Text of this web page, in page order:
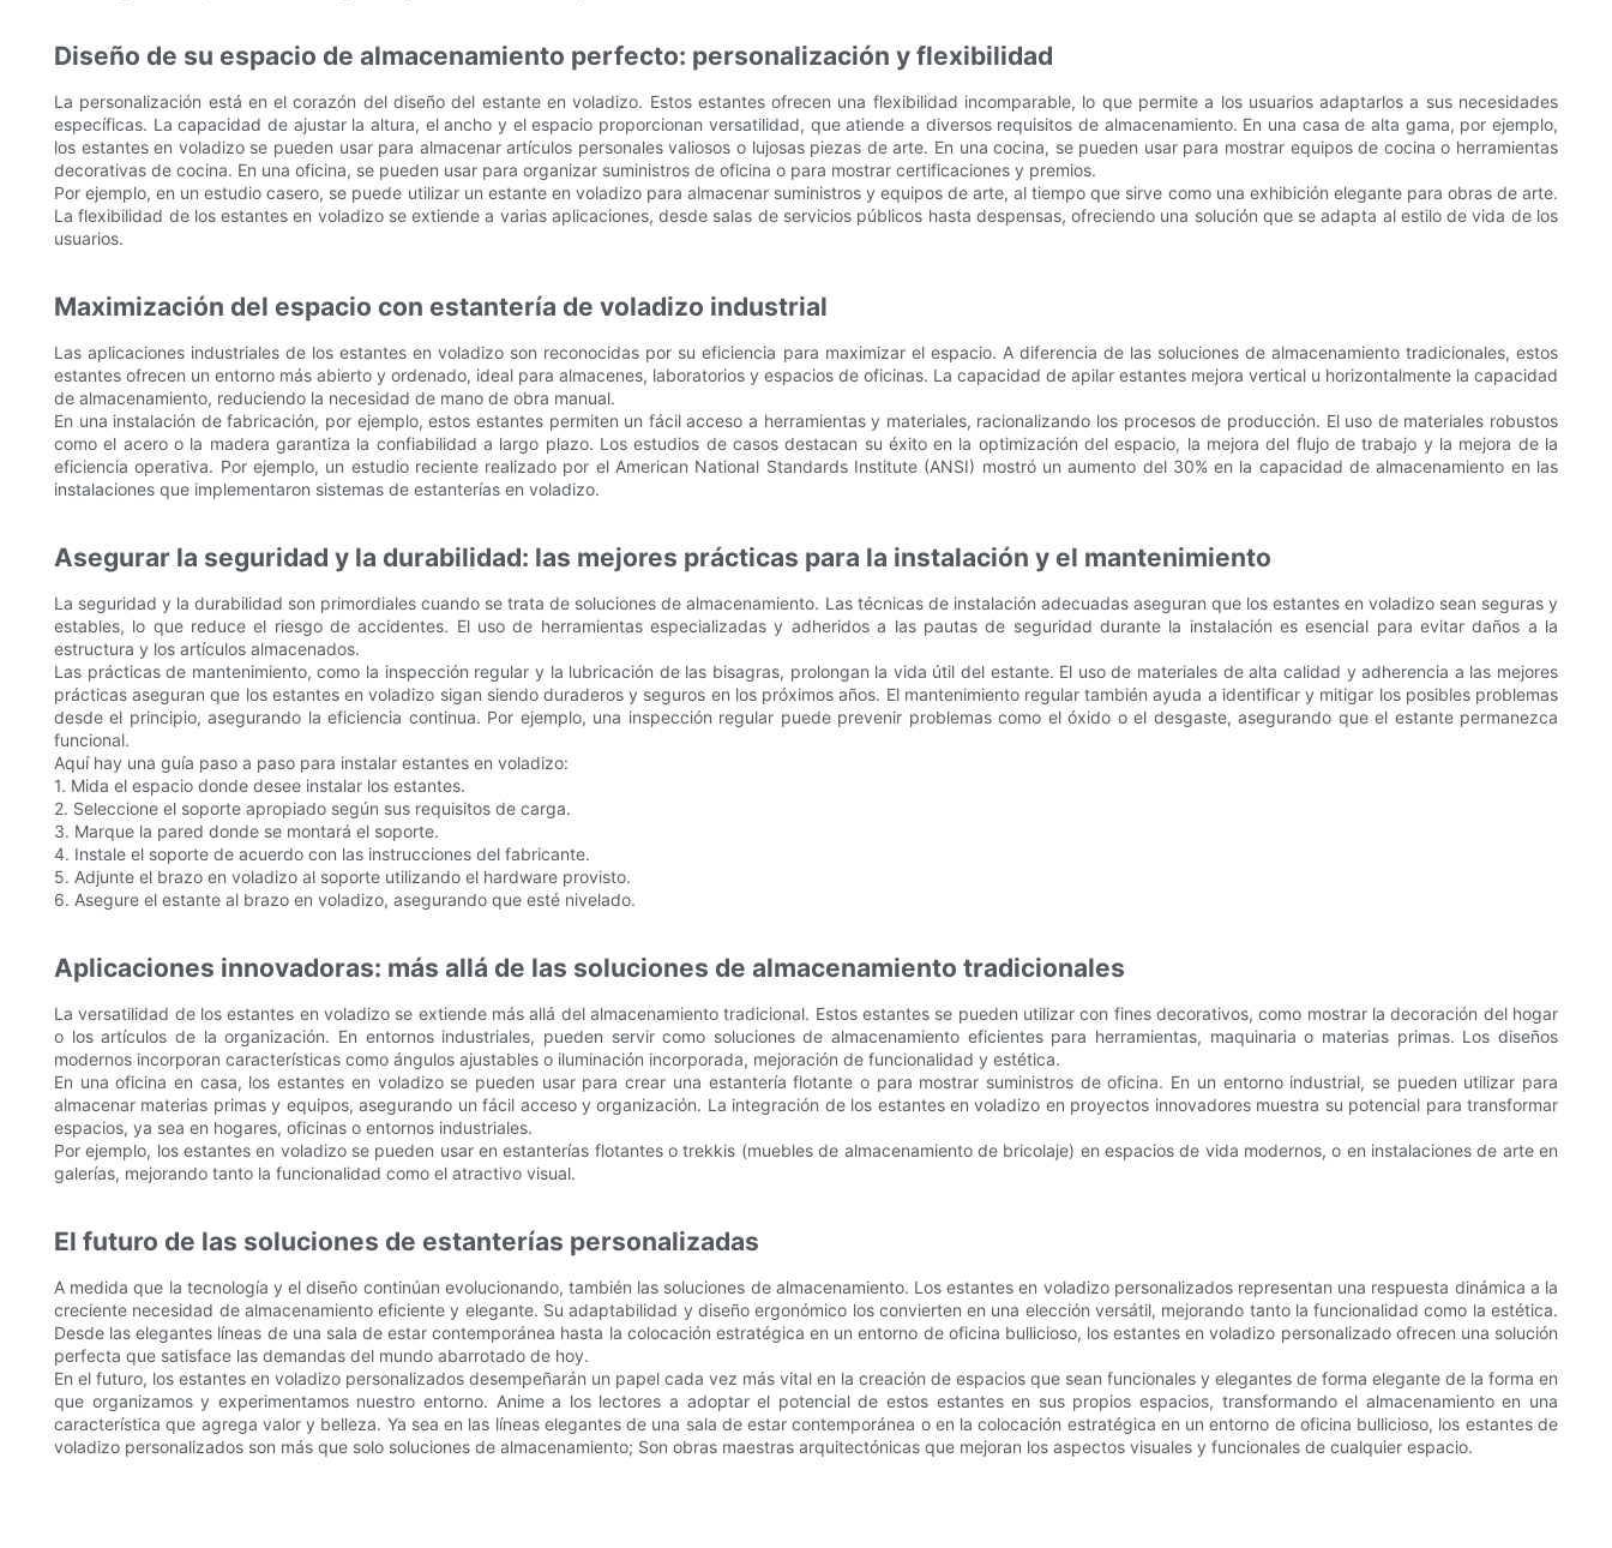
Diseño de su espacio de almacenamiento perfecto: personalización y flexibilidad
La personalización está en el corazón del diseño del estante en voladizo. Estos estantes ofrecen una flexibilidad incomparable, lo que permite a los usuarios adaptarlos a sus necesidades
específicas. La capacidad de ajustar la altura, el ancho y el espacio proporcionan versatilidad, que atiende a diversos requisitos de almacenamiento. En una casa de alta gama, por ejemplo,
los estantes en voladizo se pueden usar para almacenar artículos personales valiosos o lujosas piezas de arte. En una cocina, se pueden usar para mostrar equipos de cocina o herramientas
decorativas de cocina. En una oficina, se pueden usar para organizar suministros de oficina o para mostrar certificaciones y premios.
Por ejemplo, en un estudio casero, se puede utilizar un estante en voladizo para almacenar suministros y equipos de arte, al tiempo que sirve como una exhibición elegante para obras de arte.
La flexibilidad de los estantes en voladizo se extiende a varias aplicaciones, desde salas de servicios públicos hasta despensas, ofreciendo una solución que se adapta al estilo de vida de los
usuarios.
Maximización del espacio con estantería de voladizo industrial
Las aplicaciones industriales de los estantes en voladizo son reconocidas por su eficiencia para maximizar el espacio. A diferencia de las soluciones de almacenamiento tradicionales, estos
estantes ofrecen un entorno más abierto y ordenado, ideal para almacenes, laboratorios y espacios de oficinas. La capacidad de apilar estantes mejora vertical u horizontalmente la capacidad
de almacenamiento, reduciendo la necesidad de mano de obra manual.
En una instalación de fabricación, por ejemplo, estos estantes permiten un fácil acceso a herramientas y materiales, racionalizando los procesos de producción. El uso de materiales robustos
como el acero o la madera garantiza la confiabilidad a largo plazo. Los estudios de casos destacan su éxito en la optimización del espacio, la mejora del flujo de trabajo y la mejora de la
eficiencia operativa. Por ejemplo, un estudio reciente realizado por el American National Standards Institute (ANSI) mostró un aumento del 30% en la capacidad de almacenamiento en las
instalaciones que implementaron sistemas de estanterías en voladizo.
Asegurar la seguridad y la durabilidad: las mejores prácticas para la instalación y el mantenimiento
La seguridad y la durabilidad son primordiales cuando se trata de soluciones de almacenamiento. Las técnicas de instalación adecuadas aseguran que los estantes en voladizo sean seguras y
estables, lo que reduce el riesgo de accidentes. El uso de herramientas especializadas y adheridos a las pautas de seguridad durante la instalación es esencial para evitar daños a la
estructura y los artículos almacenados.
Las prácticas de mantenimiento, como la inspección regular y la lubricación de las bisagras, prolongan la vida útil del estante. El uso de materiales de alta calidad y adherencia a las mejores
prácticas aseguran que los estantes en voladizo sigan siendo duraderos y seguros en los próximos años. El mantenimiento regular también ayuda a identificar y mitigar los posibles problemas
desde el principio, asegurando la eficiencia continua. Por ejemplo, una inspección regular puede prevenir problemas como el óxido o el desgaste, asegurando que el estante permanezca
funcional.
Aquí hay una guía paso a paso para instalar estantes en voladizo:
1. Mida el espacio donde desee instalar los estantes.
2. Seleccione el soporte apropiado según sus requisitos de carga.
3. Marque la pared donde se montará el soporte.
4. Instale el soporte de acuerdo con las instrucciones del fabricante.
5. Adjunte el brazo en voladizo al soporte utilizando el hardware provisto.
6. Asegure el estante al brazo en voladizo, asegurando que esté nivelado.
Aplicaciones innovadoras: más allá de las soluciones de almacenamiento tradicionales
La versatilidad de los estantes en voladizo se extiende más allá del almacenamiento tradicional. Estos estantes se pueden utilizar con fines decorativos, como mostrar la decoración del hogar
o los artículos de la organización. En entornos industriales, pueden servir como soluciones de almacenamiento eficientes para herramientas, maquinaria o materias primas. Los diseños
modernos incorporan características como ángulos ajustables o iluminación incorporada, mejoración de funcionalidad y estética.
En una oficina en casa, los estantes en voladizo se pueden usar para crear una estantería flotante o para mostrar suministros de oficina. En un entorno industrial, se pueden utilizar para
almacenar materias primas y equipos, asegurando un fácil acceso y organización. La integración de los estantes en voladizo en proyectos innovadores muestra su potencial para transformar
espacios, ya sea en hogares, oficinas o entornos industriales.
Por ejemplo, los estantes en voladizo se pueden usar en estanterías flotantes o trekkis (muebles de almacenamiento de bricolaje) en espacios de vida modernos, o en instalaciones de arte en
galerías, mejorando tanto la funcionalidad como el atractivo visual.
El futuro de las soluciones de estanterías personalizadas
A medida que la tecnología y el diseño continúan evolucionando, también las soluciones de almacenamiento. Los estantes en voladizo personalizados representan una respuesta dinámica a la
creciente necesidad de almacenamiento eficiente y elegante. Su adaptabilidad y diseño ergonómico los convierten en una elección versátil, mejorando tanto la funcionalidad como la estética.
Desde las elegantes líneas de una sala de estar contemporánea hasta la colocación estratégica en un entorno de oficina bullicioso, los estantes en voladizo personalizado ofrecen una solución
perfecta que satisface las demandas del mundo abarrotado de hoy.
En el futuro, los estantes en voladizo personalizados desempeñarán un papel cada vez más vital en la creación de espacios que sean funcionales y elegantes de forma elegante de la forma en
que organizamos y experimentamos nuestro entorno. Anime a los lectores a adoptar el potencial de estos estantes en sus propios espacios, transformando el almacenamiento en una
característica que agrega valor y belleza. Ya sea en las líneas elegantes de una sala de estar contemporánea o en la colocación estratégica en un entorno de oficina bullicioso, los estantes de
voladizo personalizados son más que solo soluciones de almacenamiento; Son obras maestras arquitectónicas que mejoran los aspectos visuales y funcionales de cualquier espacio.